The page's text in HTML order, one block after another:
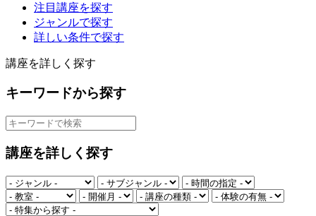
注目講座を探す
ジャンルで探す
詳しい条件で探す
講座を詳しく探す
キーワードから探す
講座を詳しく探す